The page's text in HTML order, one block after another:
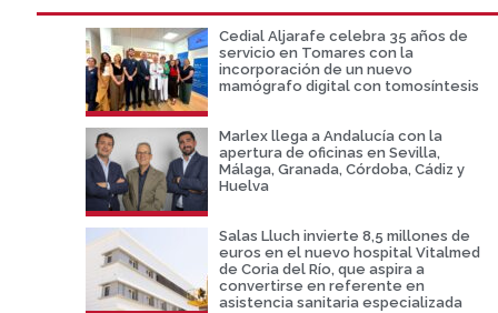
Cedial Aljarafe celebra 35 años de
servicio en Tomares con la
incorporación de un nuevo
mamógrafo digital con tomosíntesis
Marlex llega a Andalucía con la
apertura de oficinas en Sevilla,
Málaga, Granada, Córdoba, Cádiz y
Huelva
Salas Lluch invierte 8,5 millones de
euros en el nuevo hospital Vitalmed
de Coria del Río, que aspira a
convertirse en referente en
asistencia sanitaria especializada